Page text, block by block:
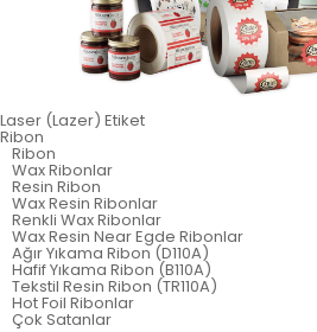
Laser (Lazer) Etiket
Ribon
Ribon
Wax Ribonlar
Resin Ribon
Wax Resin Ribonlar
Renkli Wax Ribonlar
Wax Resin Near Egde Ribonlar
Ağır Yıkama Ribon (D110A)
Hafif Yıkama Ribon (B110A)
Tekstil Resin Ribon (TR110A)
Hot Foil Ribonlar
Çok Satanlar